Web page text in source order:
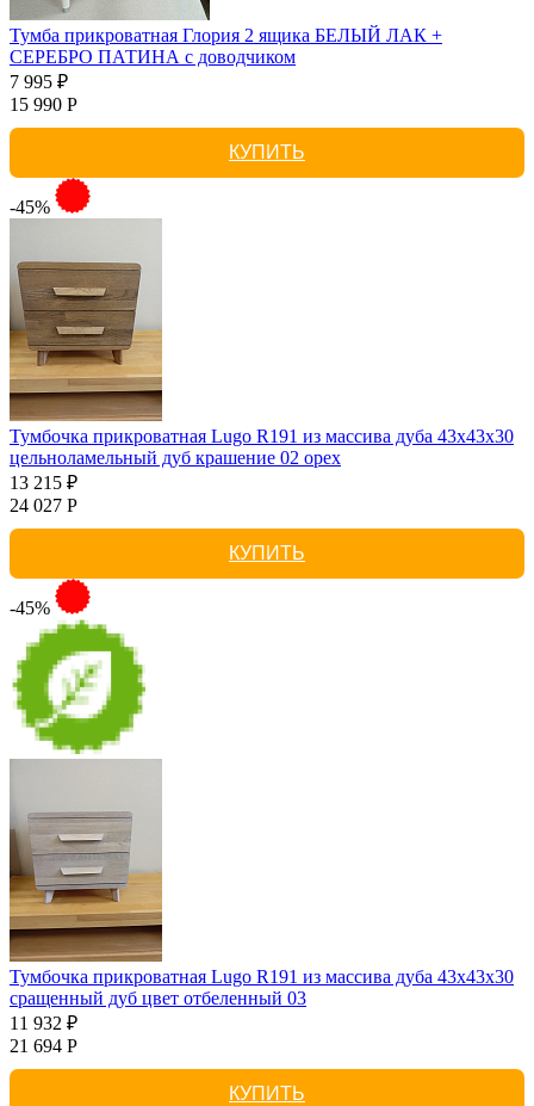
Тумба прикроватная Глория 2 ящика БЕЛЫЙ ЛАК +
СЕРЕБРО ПАТИНА с доводчиком
7 995 ₽
15 990 Р
КУПИТЬ
-45%
Тумбочка прикроватная Lugo R191 из массива дуба 43х43х30
цельноламельный дуб крашение 02 орех
13 215 ₽
24 027 Р
КУПИТЬ
-45%
Тумбочка прикроватная Lugo R191 из массива дуба 43х43х30
сращенный дуб цвет отбеленный 03
11 932 ₽
21 694 Р
КУПИТЬ